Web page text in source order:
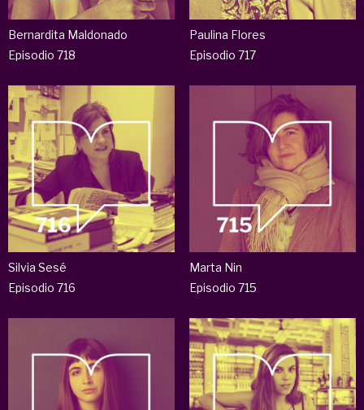
Bernardita Maldonado
Episodio 718
Paulina Flores
Episodio 717
Silvia Sesé
Episodio 716
Marta Nin
Episodio 715